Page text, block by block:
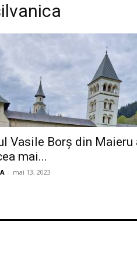
Vasile Borș din Maieru
mai...
- mai 13, 2023